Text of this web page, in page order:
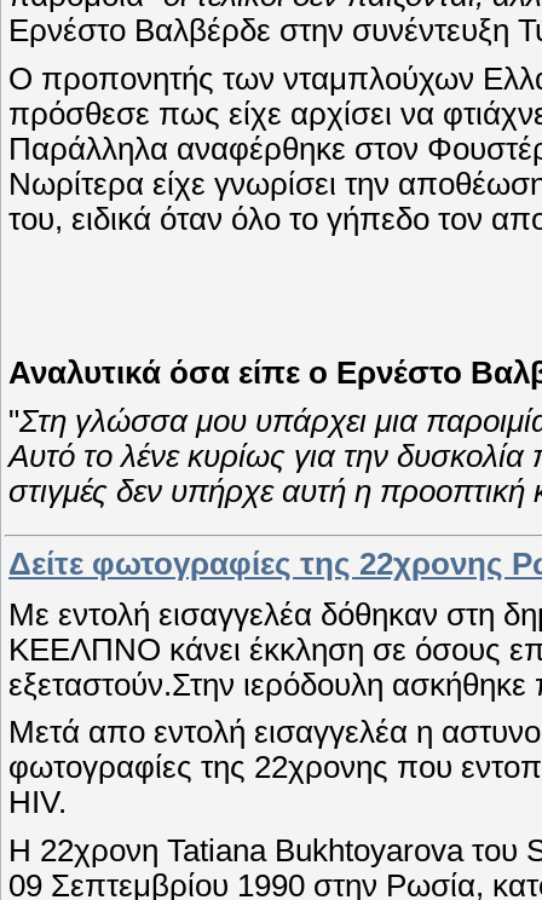
Ερνέστο Βαλβέρδε στην συνέντευξη
Ο προπονητής των νταμπλούχων
πρόσθεσε πως είχε αρχίσει να
Παράλληλα αναφέρθηκε στον
Νωρίτερα είχε γνωρίσει την
του, ειδικά όταν όλο το γήπεδο τον
Αναλυτικά όσα είπε ο Ερνέστο
"Στη γλώσσα μου υπάρχει μια παροιμία
Αυτό το λένε κυρίως για την δυσκολία
στιγμές δεν υπήρχε αυτή η προοπτική
Δείτε φωτογραφίες της 22χρονης
Με εντολή εισαγγελέα δόθηκαν στη
ΚΕΕΛΠΝΟ κάνει έκκληση σε όσους
εξεταστούν.Στην ιερόδουλη
Μετά απο εντολή εισαγγελέα η
φωτογραφίες της 22χρονης που
HIV.
Η 22χρονη Tatiana Bukhtoyarova του
09 Σεπτεμβρίου 1990 στην Ρωσία,